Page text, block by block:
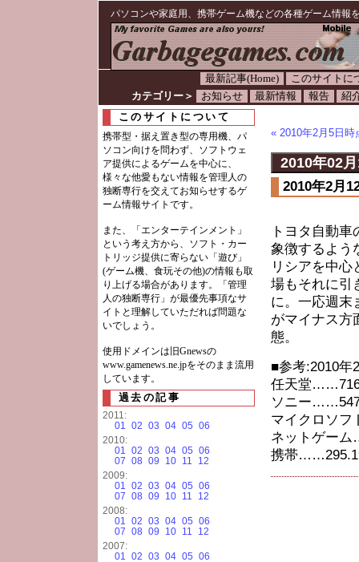
パソコンや家庭用、携帯ゲーム機などの各種ゲーム情報
最新記事(Home)
このサイトに
カテゴリー＞
お知らせ 最新情報 報告 紹
« 2010年2月5日時
2010年02
2010年2月
トヨタ自動
象徴するよう
リシアを中
場もそれに引
に。一応週末
がマイナス方
態。
■参考:2010年
任天堂
ソニー
マイクロソ
ネットゲー
携帯
このサイトについて
携帯型・据え置き型の専用機、パ
ソコン向けを問わず、ソフトウェ
ア提供によるゲームを中心に、
様々な他愛もない情報を管理人の
独断専行を交えてお知らせするゲ
ーム情報サイトです。
また、「エンターテインメント」
という考え方から、ソフト・カー
トリッジ提供に寄らない「遊び」
(ゲーム機、食玩その他)の情報も取
り上げる場合があります。「管理
人の独断専行」が最優先事項なサ
イトと理解していただれば問題な
いでしょう。
使用ドメインは旧Gnewsの
www.gamenews.ne.jpをそのまま流用
しています。
過去の記事
2011:
01 02 03 04 05 06
2010:
01 02 03 04 05 06
07 08 09 10 11
12
2009:
01 02 03 04 05 06
07 08 09 10 11
12
2008:
01 02 03 04 05 06
07 08 09 10 11
12
2007:
01 02 03 04 05 06